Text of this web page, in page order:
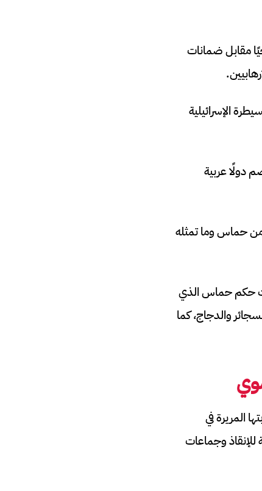
مقابل ضمانات
47% من القطاع غرب “الخط الأصفر”، بينما يخضع 53% للسيطرة الإسرائيلية
دولًا عربية
حماس وما تمثله
تحت حكم حماس الذي
والدجاج، كما
المريرة في
للإنقاذ وجماعات